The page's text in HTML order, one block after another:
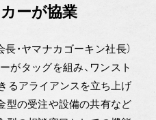
ーが協業
・ヤマナカゴーキン社長）
がタッグを組み、ワンスト
るアライアンスを立ち上げ
型の受注や設備の共有など